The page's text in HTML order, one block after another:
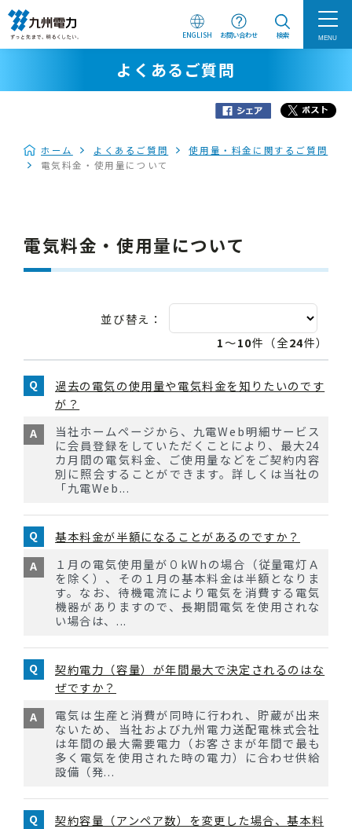
ENGLISH お問い合わせ 検索 MENU
よくあるご質問
ホーム よくあるご質問
使用量・料金に関するご質問
電気料金・使用量について
電気料金・使用量について
並び替え：
1～10件（全24件）
過去の電気の使用量や電気料金を知りたいのです
が？
当社ホームページから、九電Web明細サービス
に会員登録をしていただくことにより、最大24
カ月間の電気料金、ご使用量などをご契約内容
別に照会することができます。詳しくは当社の
「九電Web...
基本料金が半額になることがあるのですか？
１月の電気使用量が０kWhの場合（従量電灯Ａ
を除く）、その１月の基本料金は半額となりま
す。なお、待機電流により電気を消費する電気
機器がありますので、長期間電気を使用されな
い場合は、...
契約電力（容量）が年間最大で決定されるのはな
ぜですか？
電気は生産と消費が同時に行われ、貯蔵が出来
ないため、当社および九州電力送配電株式会社
は年間の最大需要電力（お客さまが年間で最も
多く電気を使用された時の電力）に合わせ供給
設備（発...
契約容量（アンペア数）を変更した場合、基本料